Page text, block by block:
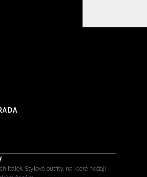
Italek. Stylové outfity, na které nedají